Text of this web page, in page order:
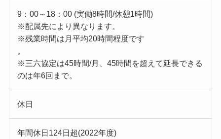
9：00～18：00 (実働8時間/休憩1時間)
※配属先により異なります。
※残業時間は月平均20時間程度です
。
※三六協定は45時間/月、45時間を超えて延長できる
のは年6回まで。
休日
年間休日124日超(2022年度)